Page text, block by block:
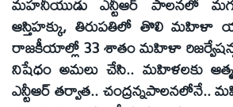
ఆస్తిహక్కు, తిరుపతిలో తొలి మహిళా
రాజకీయాల్లో 33 శాతం మహిళా
నిషేధం అమలు చేసి.. మహిళలకు
ఎన్టీఆర్ తర్వాత.. చంద్రన్నపాలనలోనే..